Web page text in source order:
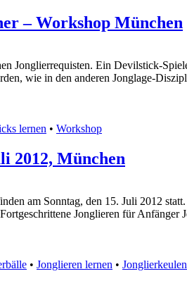
– Workshop München
Jonglierrequisten. Ein Devilstick-
wie in den anderen Jonglage-
lernen • Workshop
2012, München
am Sonntag, den 15. Juli 2012
Jonglieren für
• Jonglieren lernen • Jonglierkeulen